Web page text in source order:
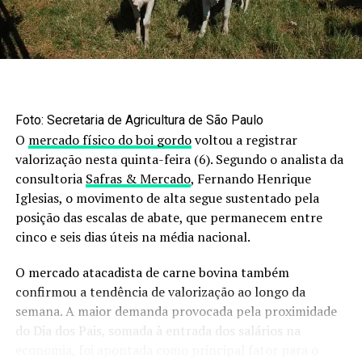
de solo marciano
. Foram plantadostomates, ervilhas
e cenouras. O resultado?Os tomates cultivados com
as outras espécies produziram o dobro de frutos
Essa técnica milenar, utilizada por civilizações como os
maias, vem sendo resgatada com embasamento
científico, e pode ser aplicada com sucesso em sistemas
de integração comolavoura-pecuária-floresta (ILPF)
Foto: Secretaria de Agricultura de São Paulo
O mercado físico do boi gordovoltou a registrar
valorização nesta quinta-feira (6). Segundo o analista da
consultoria Safras & Mercado, Fernando Henrique
Iglesias, o movimento de alta segue sustentado pela
posição das escalas de abate, que permanecem entre
cinco e seis dias úteis na média nacional.
O mercado atacadista de carne bovina também
confirmou a tendência de valorização ao longo da
semana. A maior demanda provocada pela proximidade
do Dia dos Pais, somada à entrada dos salários na